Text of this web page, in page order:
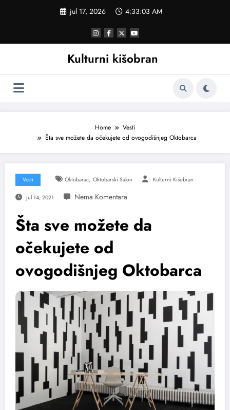
jul 17, 2026 4:33:03 AM
Kulturni kišobran
Home
Vesti
Šta sve možete da očekujete od ovogodišnjeg Oktobarca
Vesti Oktobarac, Oktobarski Salon Kulturni Kišobran
Jul 14, 2021
Šta sve možete da
očekujete od
ovogodišnjeg Oktobarca